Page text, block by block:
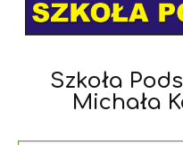
Szkoła
Michała